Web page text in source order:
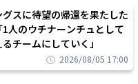
スに待望の帰還を果たした
人のウチナーンチュとして
チームにしていく」
2026/08/05 17:00